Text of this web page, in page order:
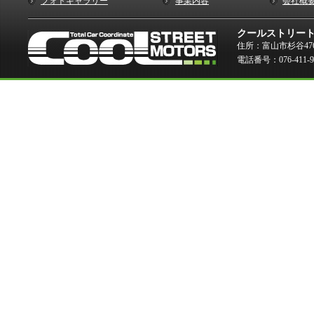
クールストリー
住所：富山市杉谷
電話番号：076-